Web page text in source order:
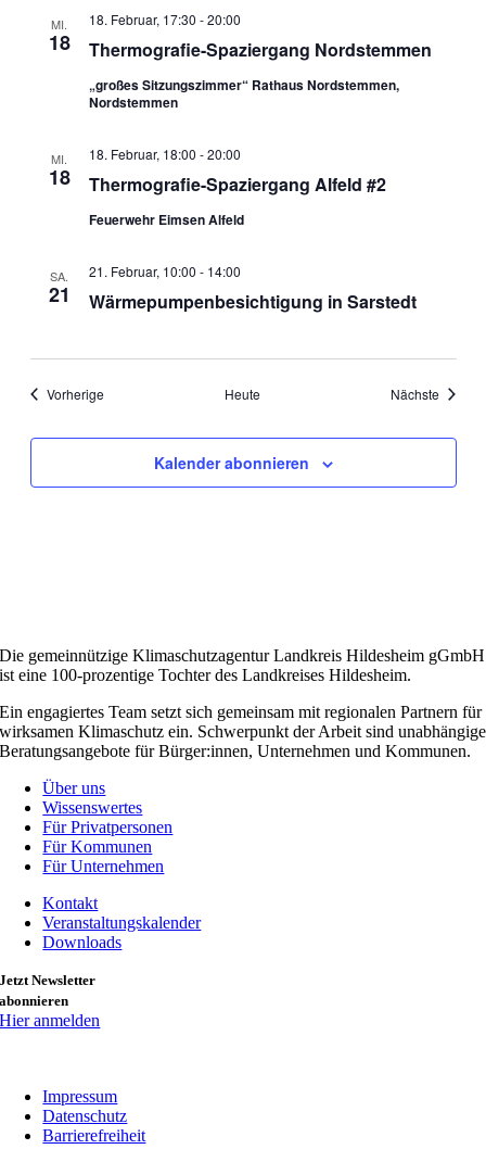
MI.
18 Thermografie-Spaziergang Nordstemmen
18. Februar, 17:30 -20:00
„großes Sitzungszimmer“ Rathaus Nordstemmen,
Nordstemmen
MI.
18 Thermografie-Spaziergang Alfeld #2
18. Februar, 18:00 -20:00
Feuerwehr Eimsen Alfeld
SA.
21 Wärmepumpenbesichtigung in Sarstedt
21. Februar, 10:00 - 14:00
VorherigeVeranstaltungen Heute Nächste
Kalender abonnieren
Die gemeinnützige Klimaschutzagentur Landkreis Hildesheim gGmbH
ist eine 100-prozentige Tochter des Landkreises Hildesheim.
Ein engagiertes Team setzt sich gemeinsam mit regionalen Partnern für
wirksamen Klimaschutz ein. Schwerpunkt der Arbeit sind unabhängige
Beratungsangebote für Bürger:innen, Unternehmen und Kommunen.
Über uns
Wissenswertes
Für Privatpersonen
Für Kommunen
Für Unternehmen
Kontakt
Veranstaltungskalender
Downloads
Jetzt Newsletter
abonnieren
Hier anmelden
Impressum
Datenschutz
Barrierefreiheit